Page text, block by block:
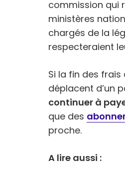
commission qui
ministères
chargés de la
respecteraient
Si la fin des
déplacent d’un
continuer à
que des
proche.
A lire aussi :